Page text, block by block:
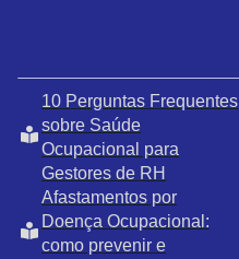
10 Perguntas Frequentes
sobre Saúde
Ocupacional para
Gestores de RH
Afastamentos por
Doença Ocupacional:
como prevenir e